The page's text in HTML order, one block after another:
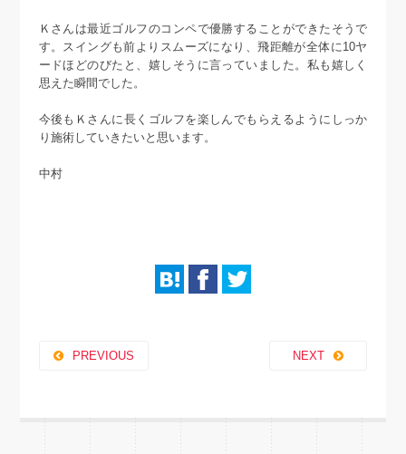
Ｋさんは最近ゴルフのコンペで優勝することができたそうで
す。スイングも前よりスムーズになり、飛距離が全体に10ヤ
ードほどのびたと、嬉しそうに言っていました。私も嬉しく
思えた瞬間でした。
今後もＫさんに長くゴルフを楽しんでもらえるようにしっか
り施術していきたいと思います。
中村
PREVIOUS NEXT